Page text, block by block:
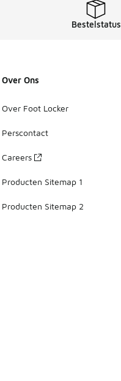
Bestelstatus
Over Ons
Over Foot Locker
Perscontact
Careers
Producten Sitemap 1
Producten Sitemap 2